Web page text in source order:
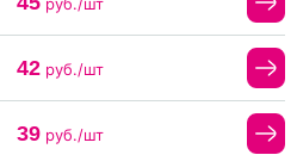
42руб./шт
39руб./шт